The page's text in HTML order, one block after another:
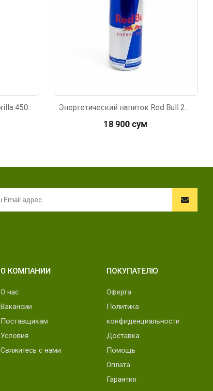
Энергетический напиток Gorilla 450мл Энергетический напиток Red Bull 250мл
18 900 сум
О КОМПАНИИ
О нас
Вакансии
Поставщикам
Условия
Свяжитесь с нами
ПОКУПАТЕЛЮ
Оферта
Политика
конфиденциальности
Доставка
Помощь
Оплата
Гарантия